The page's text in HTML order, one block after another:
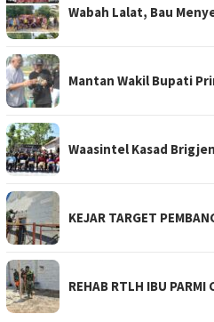
Wabah Lalat, Bau
Mantan Wakil Bupati
Waasintel Kasad
KEJAR TARGET
REHAB RTLH IBU